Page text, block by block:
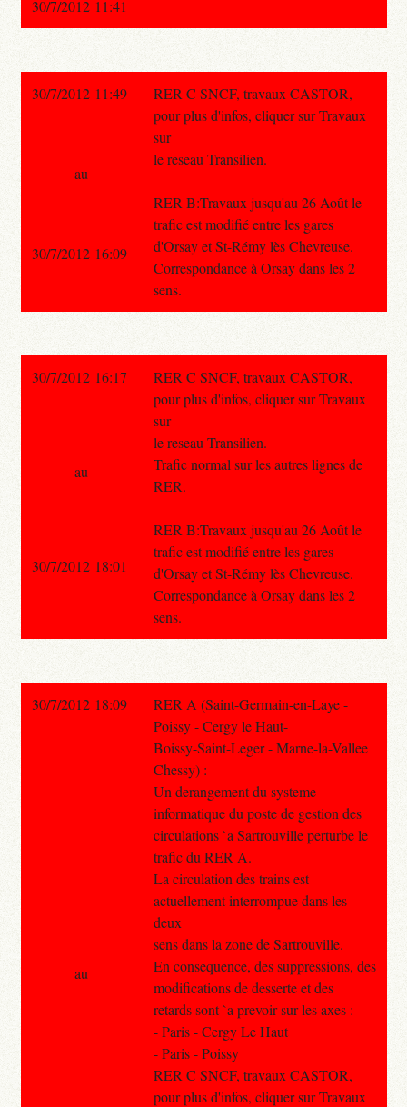
30/7/2012 11:41
30/7/2012 11:49
RER C SNCF, travaux CASTOR,
pour plus d'infos, cliquer sur Travaux
sur
le reseau Transilien.
RER B:Travaux jusqu'au 26 Août le
trafic est modifié entre les gares
d'Orsay et St-Rémy lès Chevreuse.
Correspondance à Orsay dans les 2
sens.
au
30/7/2012 16:09
30/7/2012 16:17
RER C SNCF, travaux CASTOR,
pour plus d'infos, cliquer sur Travaux
sur
le reseau Transilien.
Trafic normal sur les autres lignes de
RER.
RER B:Travaux jusqu'au 26 Août le
trafic est modifié entre les gares
d'Orsay et St-Rémy lès Chevreuse.
Correspondance à Orsay dans les 2
sens.
au
30/7/2012 18:01
30/7/2012 18:09
RER A (Saint-Germain-en-Laye -
Poissy - Cergy le Haut-
Boissy-Saint-Leger - Marne-la-Vallee
Chessy) :
Un derangement du systeme
informatique du poste de gestion des
circulations `a Sartrouville perturbe le
trafic du RER A.
La circulation des trains est
actuellement interrompue dans les
deux
sens dans la zone de Sartrouville.
En consequence, des suppressions, des
modifications de desserte et des
retards sont `a prevoir sur les axes :
- Paris - Cergy Le Haut
- Paris - Poissy
RER C SNCF, travaux CASTOR,
pour plus d'infos, cliquer sur Travaux
au